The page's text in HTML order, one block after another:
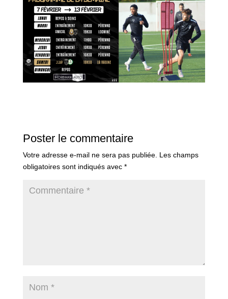
Poster le commentaire
Votre adresse e-mail ne sera pas publiée. Les champs
obligatoires sont indiqués avec *